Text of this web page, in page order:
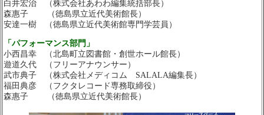
白井宏治 （株式会社あわわ編集統括部長）
森惠子 （徳島県立近代美術館長）
安達一樹 （徳島県立近代美術館専門学芸員）
「パフォーマンス部門」
小西昌幸 （北島町立図書館・創世ホール館長）
遊道久代 （フリーアナウンサー）
武市典子 （株式会社メディコム SALALA編集長）
福田典彦 （フクタレコード専務取締役）
森惠子 （徳島県立近代美術館長）